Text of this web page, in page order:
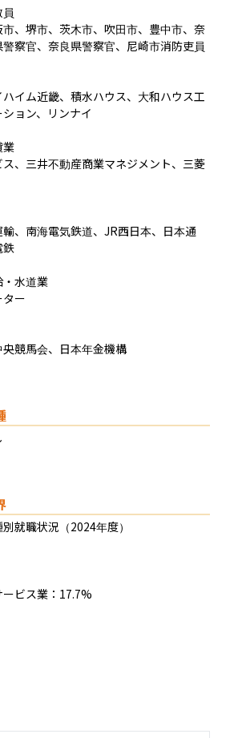
、堺市、茨木市、吹田市、豊中市、奈
察官、奈良県警察官、尼崎市消防吏員
イム近畿、積水ハウス、大和ハウス工
ョン、リンナイ
業
、三井不動産商業マネジメント、三菱
、南海電気鉄道、JR西日本、日本通
鉄
水道業
ー
競馬会、日本年金機構
就職状況（2024年度）
ビス業：17.7%